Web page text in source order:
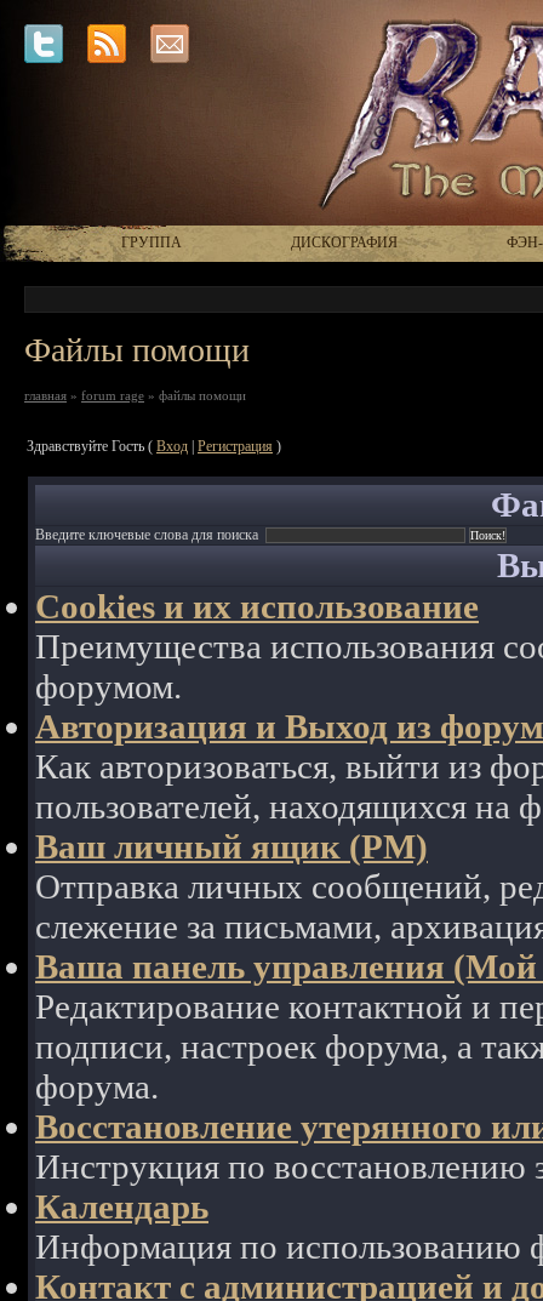
ГРУППА ДИСКОГРАФИЯ
Файлы помощи
главная » forum rage » файлы помощи
Здравствуйте Гость ( Вход Регистрация )
Введите ключевые слова для поиска
Cookies и их использование
Преимущества использования
форумом.
Авторизация и Выход из
Как авторизоваться, выйти из
пользователей, находящихся на
Ваш личный ящик (PM)
Отправка личных сообщений,
слежение за письмами,
Ваша панель управления
Редактирование контактной и
подписи, настроек форума, а
форума.
Восстановление утерянного
Инструкция по восстановлению
Календарь
Информация по использованию
Контакт с администрацией и